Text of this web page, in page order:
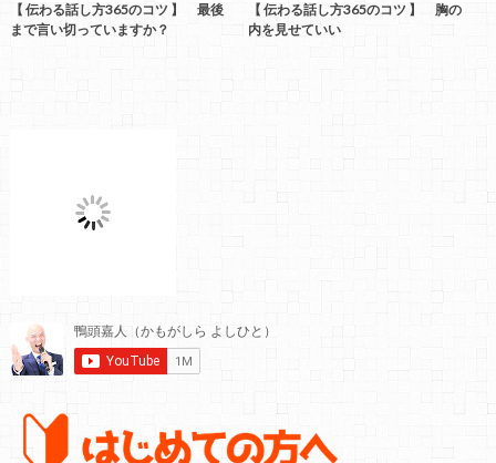
【 伝わる話し方365のコツ 】 最後
まで言い切っていますか？
【 伝わる話し方365のコツ 】 胸の
内を見せていい